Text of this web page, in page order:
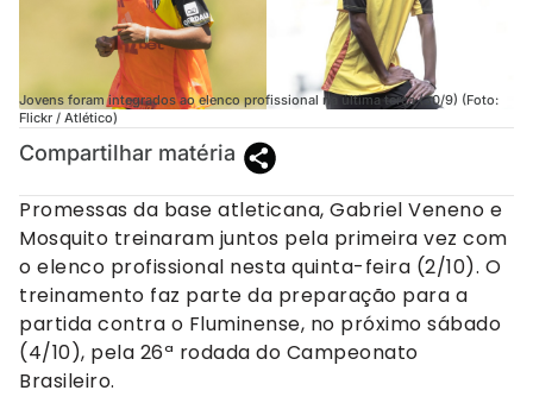
Jovens foram integrados ao elenco profissional na última terça (30/9) (Foto:
Flickr / Atlético)
Compartilhar matéria
Promessas da base atleticana, Gabriel Veneno e
Mosquito treinaram juntos pela primeira vez com
o elenco profissional nesta quinta-feira (2/10). O
treinamento faz parte da preparação para a
partida contra o Fluminense, no próximo sábado
(4/10), pela 26ª rodada do Campeonato
Brasileiro.